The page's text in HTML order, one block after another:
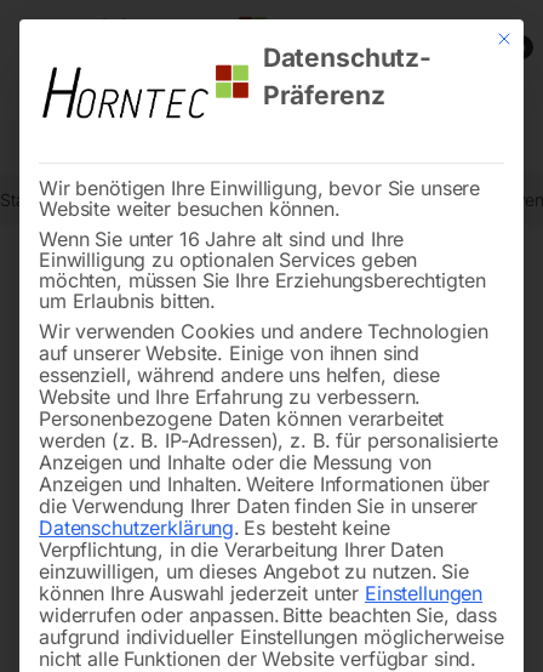
0
Start Werkstatttechnik Ventilatoren und Luftentfeuchter
Mit
Datenschutz-
Präferenz
Wir benötigen Ihre Einwilligung, bevor Sie unsere
Website weiter besuchen können.
Wenn Sie unter 16 Jahre alt sind und Ihre
Einwilligung zu optionalen Services geben
möchten, müssen Sie Ihre Erziehungsberechtigten
um Erlaubnis bitten.
Wir verwenden Cookies und andere Technologien
auf unserer Website. Einige von ihnen sind
essenziell, während andere uns helfen, diese
Website und Ihre Erfahrung zu verbessern.
Personenbezogene Daten können verarbeitet
werden (z. B. IP-Adressen), z. B. für personalisierte
Anzeigen und Inhalte oder die Messung von
Anzeigen und Inhalten. Weitere Informationen über
die Verwendung Ihrer Daten finden Sie in unserer
Datenschutzerklärung. Es besteht keine
Verpflichtung, in die Verarbeitung Ihrer Daten
einzuwilligen, um dieses Angebot zu nutzen. Sie
können Ihre Auswahl jederzeit unter Einstellungen
widerrufen oder anpassen. Bitte beachten Sie, dass
aufgrund individueller Einstellungen möglicherweise
nicht alle Funktionen der Website verfügbar sind.